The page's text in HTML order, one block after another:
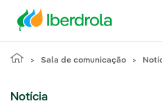
Sala de comunicação
Notícia